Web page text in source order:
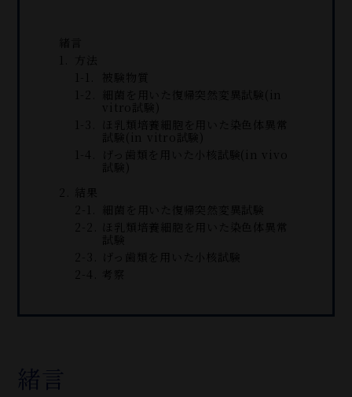
緒言
方法
被験物質
細菌を用いた復帰突然変異試験(in
vitro試験)
ほ乳類培養細胞を用いた染色体異常
試験(in vitro試験)
げっ歯類を用いた小核試験(in vivo
試験)
結果
細菌を用いた復帰突然変異試験
ほ乳類培養細胞を用いた染色体異常
試験
げっ歯類を用いた小核試験
考察
緒言